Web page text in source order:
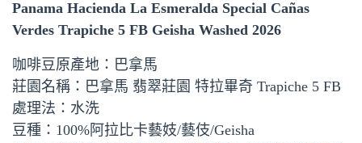
Panama Hacienda La Esmeralda Special Cañas
Verdes Trapiche 5 FB Geisha Washed 2026
咖啡豆原產地：巴拿馬
莊園名稱：巴拿馬 翡翠莊園 特拉畢奇 Trapiche 5 FB
處理法：水洗
豆種：100%阿拉比卡藝妓/藝伎/Geisha